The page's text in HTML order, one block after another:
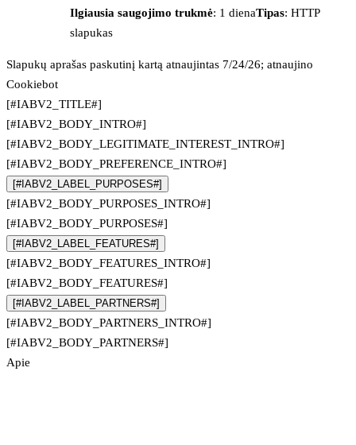
Ilgiausia saugojimo trukmė: 1 dienaTipas: HTTP
slapukas
Slapukų aprašas paskutinį kartą atnaujintas 7/24/26; atnaujino
Cookiebot
[#IABV2_TITLE#]
[#IABV2_BODY_INTRO#]
[#IABV2_BODY_LEGITIMATE_INTEREST_INTRO#]
[#IABV2_BODY_PREFERENCE_INTRO#]
[#IABV2_LABEL_PURPOSES#]
[#IABV2_BODY_PURPOSES_INTRO#]
[#IABV2_BODY_PURPOSES#]
[#IABV2_LABEL_FEATURES#]
[#IABV2_BODY_FEATURES_INTRO#]
[#IABV2_BODY_FEATURES#]
[#IABV2_LABEL_PARTNERS#]
[#IABV2_BODY_PARTNERS_INTRO#]
[#IABV2_BODY_PARTNERS#]
Apie